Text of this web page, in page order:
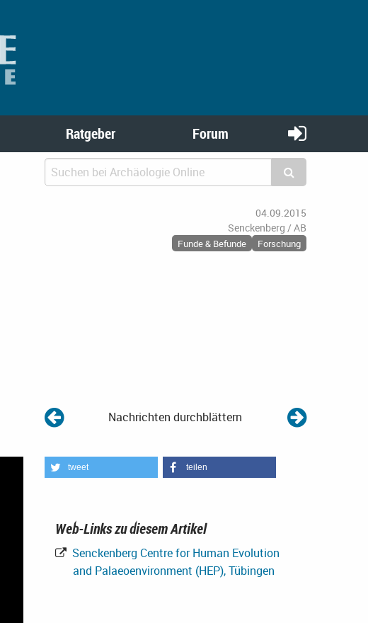
Ratgeber Forum
04.09.2015
Senckenberg / AB
Funde & Befunde Forschung
Nachrichten durchblättern
tweet teilen
Web-Links zu diesem Artikel
Senckenberg Centre for Human Evolution
and Palaeoenvironment (HEP), Tübingen